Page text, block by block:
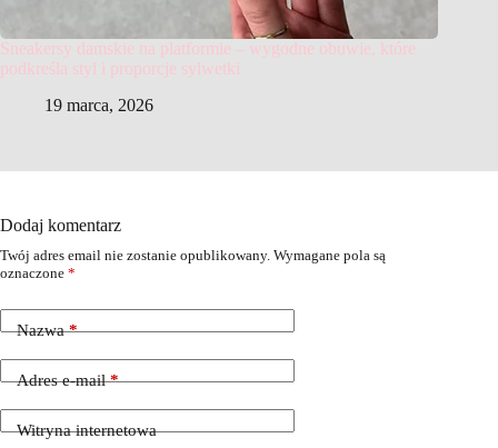
Sneakersy damskie na platformie – wygodne obuwie, które
podkreśla styl i proporcje sylwetki
19 marca, 2026
Dodaj komentarz
Twój adres email nie zostanie opublikowany. Wymagane pola są
oznaczone *
Nazwa*
Adres e-mail*
Witryna internetowa